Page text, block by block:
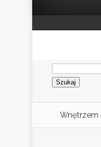
Szukaj:
Wnętrzem